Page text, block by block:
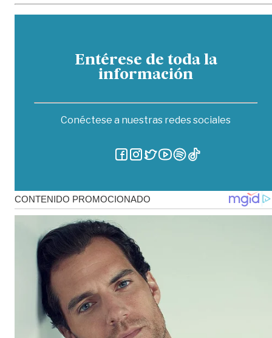
Entérese de toda la
información
Conéctese a nuestras redes sociales